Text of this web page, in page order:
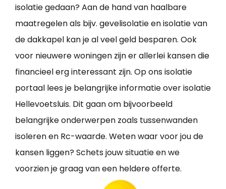
isolatie gedaan? Aan de hand van haalbare
maatregelen als bijv. gevelisolatie en isolatie van
de dakkapel kan je al veel geld besparen. Ook
voor nieuwere woningen zijn er allerlei kansen die
financieel erg interessant zijn. Op ons isolatie
portaal lees je belangrijke informatie over isolatie
Hellevoetsluis. Dit gaan om bijvoorbeeld
belangrijke onderwerpen zoals tussenwanden
isoleren en Rc-waarde. Weten waar voor jou de
kansen liggen? Schets jouw situatie en we
voorzien je graag van een heldere offerte.